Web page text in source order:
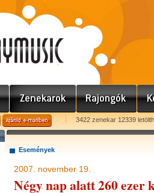
3422 zenekar 12339
Események
2007. november 19.
Négy nap alatt 260 ezer